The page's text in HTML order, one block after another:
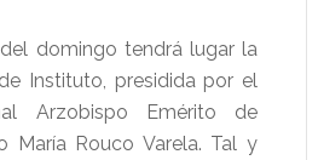
domingo tendrá lugar la
Instituto, presidida por el
Arzobispo Emérito de
María Rouco Varela. Tal y